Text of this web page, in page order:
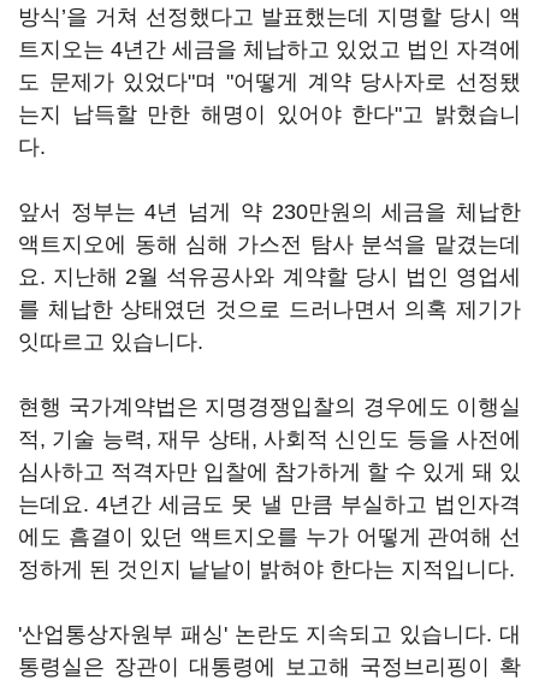
방식’을 거쳐 선정했다고 발표했는데 지명할 당시 액
트지오는 4년간 세금을 체납하고 있었고 법인 자격에
도 문제가 있었다"며 "어떻게 계약 당사자로 선정됐
는지 납득할 만한 해명이 있어야 한다"고 밝혔습니
다.
앞서 정부는 4년 넘게 약 230만원의 세금을 체납한
액트지오에 동해 심해 가스전 탐사 분석을 맡겼는데
요. 지난해 2월 석유공사와 계약할 당시 법인 영업세
를 체납한 상태였던 것으로 드러나면서 의혹 제기가
잇따르고 있습니다.
현행 국가계약법은 지명경쟁입찰의 경우에도 이행실
적, 기술 능력, 재무 상태, 사회적 신인도 등을 사전에
심사하고 적격자만 입찰에 참가하게 할 수 있게 돼 있
는데요. 4년간 세금도 못 낼 만큼 부실하고 법인자격
에도 흠결이 있던 액트지오를 누가 어떻게 관여해 선
정하게 된 것인지 낱낱이 밝혀야 한다는 지적입니다.
'산업통상자원부 패싱' 논란도 지속되고 있습니다. 대
통령실은 장관이 대통령에 보고해 국정브리핑이 확